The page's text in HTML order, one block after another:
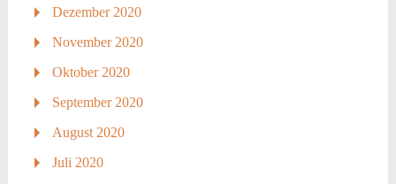
Dezember 2020
November 2020
Oktober 2020
September 2020
August 2020
Juli 2020